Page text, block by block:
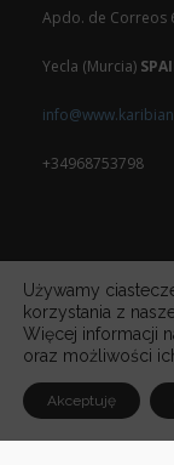
Apdo. de Correos
Yecla (Murcia)
+34968753798
Używamy
korzystania z
Więcej informacji
oraz możliwości
Akceptuję